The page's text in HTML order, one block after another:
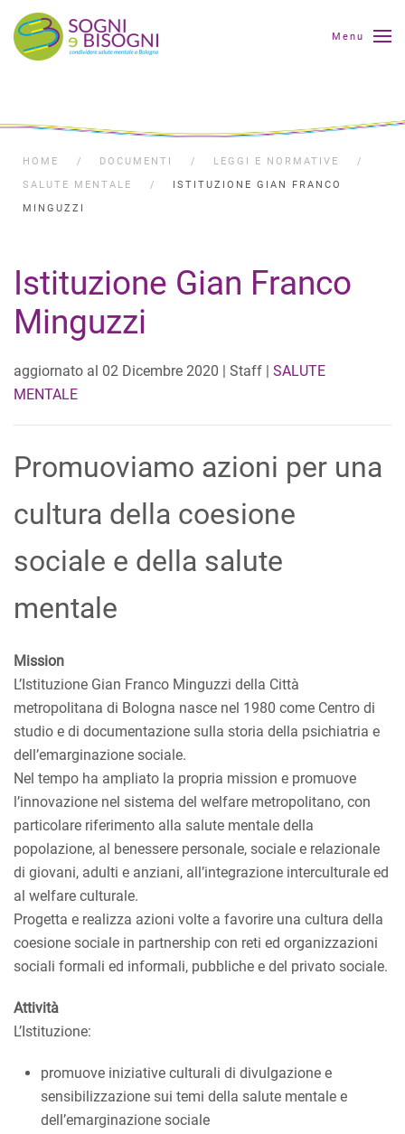
Menu
HOME DOCUMENTI
LEGGI E NORMATIVE
SALUTE MENTALE
ISTITUZIONE GIAN FRANCO
MINGUZZI
Istituzione Gian Franco
Minguzzi
aggiornato al 02 Dicembre 2020 | Staff | SALUTE
MENTALE
Promuoviamo azioni per una
cultura della coesione
sociale e della salute
mentale
Mission
L’Istituzione Gian Franco Minguzzi della Città
metropolitana di Bologna nasce nel 1980 come Centro di
studio e di documentazione sulla storia della psichiatria e
dell’emarginazione sociale.
Nel tempo ha ampliato la propria mission e promuove
l’innovazione nel sistema del welfare metropolitano, con
particolare riferimento alla salute mentale della
popolazione, al benessere personale, sociale e relazionale
di giovani, adulti e anziani, all’integrazione interculturale ed
al welfare culturale.
Progetta e realizza azioni volte a favorire una cultura della
coesione sociale in partnership con reti ed organizzazioni
sociali formali ed informali, pubbliche e del privato sociale.
Attività
L’Istituzione:
promuove iniziative culturali di divulgazione e
sensibilizzazione sui temi della salute mentale e
dell’emarginazione sociale